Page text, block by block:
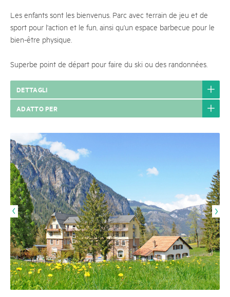
Les enfants sont les bienvenus. Parc avec terrain de jeu et de
sport pour l'action et le fun, ainsi qu'un espace barbecue pour le
bien-être physique.
Superbe point de départ pour faire du ski ou des randonnées.
DETTAGLI
ADATTO PER